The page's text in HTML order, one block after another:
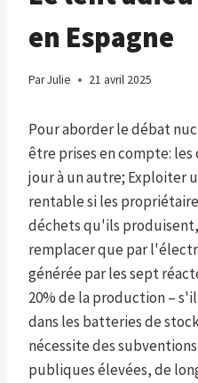
en Espagne
ParJulie 21 avril 2025
Pour aborder le débat
être prises en compte:
jour à un autre; Exploiter
rentable si les
déchets qu'ils
remplacer que par
générée par les sept
20% de la production –
dans les batteries de
nécessite des
publiques élevées, de